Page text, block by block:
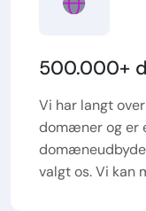
500.000+
Vi har langt
domæner og er
valgt os. Vi kan